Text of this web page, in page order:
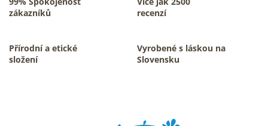
zákazníků
recenzí
Přírodní a etické
složení
Vyrobené s láskou na
Slovensku